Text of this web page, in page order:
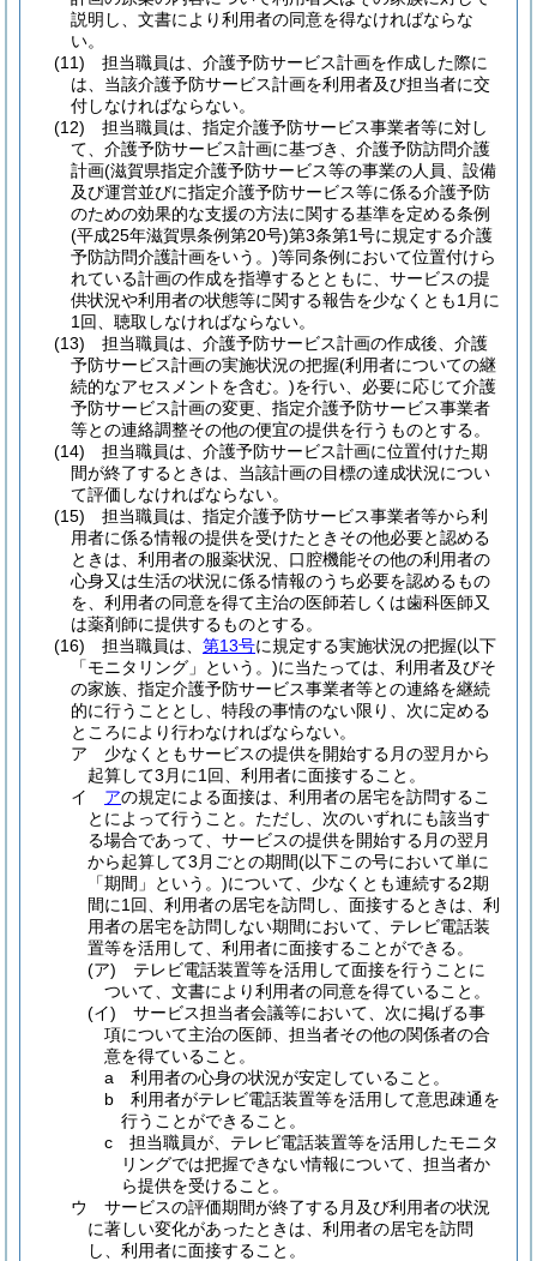
説明し、文書により利用者の同意を得なければならな
い。
(11)
担当職員は、介護予防サービス計画を作成した際に
は、当該介護予防サービス計画を利用者及び担当者に交
付しなければならない。
(12)
担当職員は、指定介護予防サービス事業者等に対し
て、介護予防サービス計画に基づき、介護予防訪問介護
計画(滋賀県指定介護予防サービス等の事業の人員、設備
及び運営並びに指定介護予防サービス等に係る介護予防
のための効果的な支援の方法に関する基準を定める条例
(平成25年滋賀県条例第20号)第3条第1号に規定する介護
予防訪問介護計画をいう。)等同条例において位置付けら
れている計画の作成を指導するとともに、サービスの提
供状況や利用者の状態等に関する報告を少なくとも1月に
1回、聴取しなければならない。
(13)
担当職員は、介護予防サービス計画の作成後、介護
予防サービス計画の実施状況の把握(利用者についての継
続的なアセスメントを含む。)を行い、必要に応じて介護
予防サービス計画の変更、指定介護予防サービス事業者
等との連絡調整その他の便宜の提供を行うものとする。
(14)
担当職員は、介護予防サービス計画に位置付けた期
間が終了するときは、当該計画の目標の達成状況につい
て評価しなければならない。
(15)
担当職員は、指定介護予防サービス事業者等から利
用者に係る情報の提供を受けたときその他必要と認める
ときは、利用者の服薬状況、口腔機能その他の利用者の
心身又は生活の状況に係る情報のうち必要を認めるもの
を、利用者の同意を得て主治の医師若しくは歯科医師又
は薬剤師に提供するものとする。
(16)
担当職員は、 第13号に規定する実施状況の把握(以下
「モニタリング」という。)に当たっては、利用者及びそ
の家族、指定介護予防サービス事業者等との連絡を継続
的に行うこととし、特段の事情のない限り、次に定める
ところにより行わなければならない。
ア
少なくともサービスの提供を開始する月の翌月から
起算して3月に1回、利用者に面接すること。
イ
アの規定による面接は、利用者の居宅を訪問するこ
とによって行うこと。 ただし、次のいずれにも該当す
る場合であって、サービスの提供を開始する月の翌月
から起算して3月ごとの期間(以下この号において単に
「期間」という。)について、少なくとも連続する2期
間に1回、利用者の居宅を訪問し、面接するときは、利
用者の居宅を訪問しない期間において、テレビ電話装
置等を活用して、利用者に面接することができる。
(ア)
テレビ電話装置等を活用して面接を行うことに
ついて、文書により利用者の同意を得ていること。
(イ)
サービス担当者会議等において、次に掲げる事
項について主治の医師、担当者その他の関係者の合
意を得ていること。
a
利用者の心身の状況が安定していること。
b
利用者がテレビ電話装置等を活用して意思疎通を
行うことができること。
c
担当職員が、テレビ電話装置等を活用したモニタ
リングでは把握できない情報について、担当者か
ら提供を受けること。
ウ
サービスの評価期間が終了する月及び利用者の状況
に著しい変化があったときは、利用者の居宅を訪問
し、利用者に面接すること。